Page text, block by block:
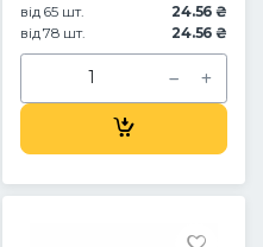
від 65 шт.
24.56 ₴
від 78 шт.
24.56 ₴